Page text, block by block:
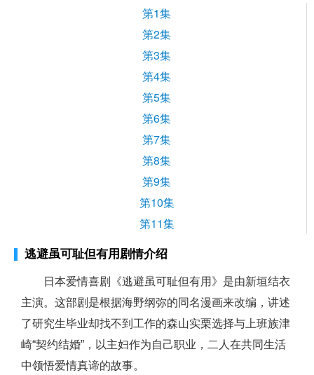
第1集
第2集
第3集
第4集
第5集
第6集
第7集
第8集
第9集
第10集
第11集
逃避虽可耻但有用剧情介绍
日本爱情喜剧《逃避虽可耻但有用》是由新垣结衣
主演。这部剧是根据海野纲弥的同名漫画来改编，讲述
了研究生毕业却找不到工作的森山实栗选择与上班族津
崎“契约结婚”，以主妇作为自己职业，二人在共同生活
中领悟爱情真谛的故事。